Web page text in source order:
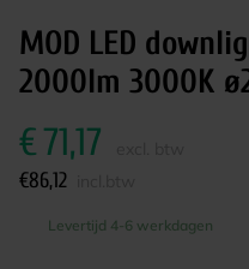
MOD LED
2000lm 3000K
€71,17
€86,12
Levertijd 4-6 werkdagen